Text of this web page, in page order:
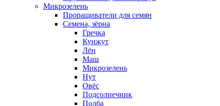
Микрозелень
Проращиватели для семян
Семена, зёрна
Гречка
Кунжут
Лён
Маш
Микрозелень
Нут
Овёс
Подсолнечник
Полба